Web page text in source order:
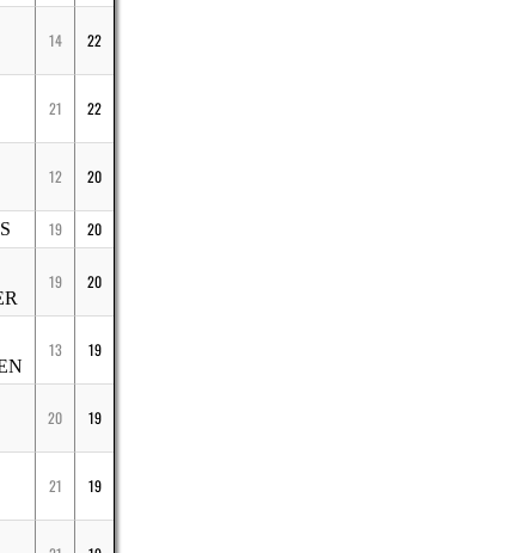
14 22
21 22
12 20
19
20
19 20
13 19
20 19
21 19